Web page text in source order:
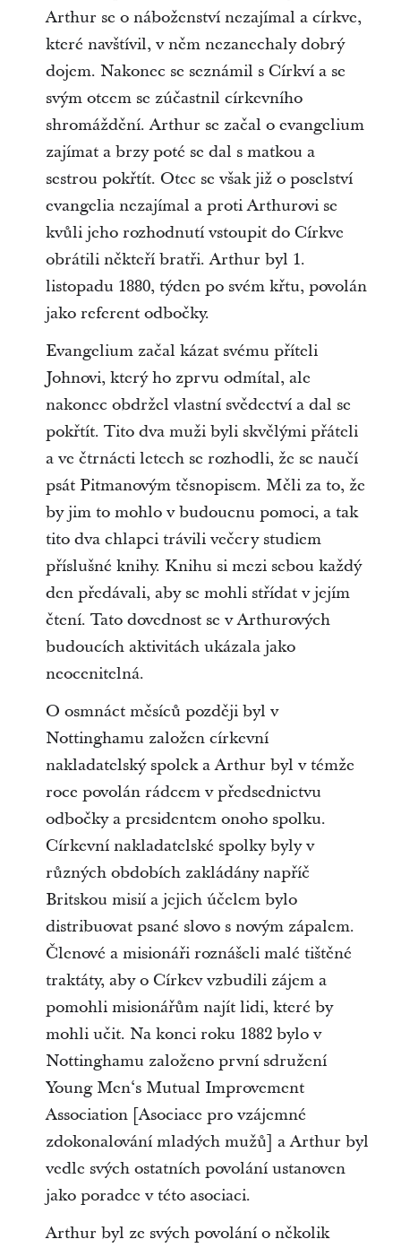
Arthur se o náboženství nezajímal a církve,
které navštívil, v něm nezanechaly dobrý
dojem. Nakonec se seznámil s Církví a se
svým otcem se zúčastnil církevního
shromáždění. Arthur se začal o evangelium
zajímat a brzy poté se dal s matkou a
sestrou pokřtít. Otec se však již o poselství
evangelia nezajímal a proti Arthurovi se
kvůli jeho rozhodnutí vstoupit do Církve
obrátili někteří bratři. Arthur byl 1.
listopadu 1880, týden po svém křtu, povolán
jako referent odbočky.
Evangelium začal kázat svému příteli
Johnovi, který ho zprvu odmítal, ale
nakonec obdržel vlastní svědectví a dal se
pokřtít. Tito dva muži byli skvělými přáteli
a ve čtrnácti letech se rozhodli, že se naučí
psát Pitmanovým těsnopisem. Měli za to, že
by jim to mohlo v budoucnu pomoci, a tak
tito dva chlapci trávili večery studiem
příslušné knihy. Knihu si mezi sebou každý
den předávali, aby se mohli střídat v jejím
čtení. Tato dovednost se v Arthurových
budoucích aktivitách ukázala jako
neocenitelná.
O osmnáct měsíců později byl v
Nottinghamu založen církevní
nakladatelský spolek a Arthur byl v témže
roce povolán rádcem v předsednictvu
odbočky a presidentem onoho spolku.
Církevní nakladatelské spolky byly v
různých obdobích zakládány napříč
Britskou misií a jejich účelem bylo
distribuovat psané slovo s novým zápalem.
Členové a misionáři roznášeli malé tištěné
traktáty, aby o Církev vzbudili zájem a
pomohli misionářům najít lidi, které by
mohli učit. Na konci roku 1882 bylo v
Nottinghamu založeno první sdružení
Young Men‘s Mutual Improvement
Association [Asociace pro vzájemné
zdokonalování mladých mužů] a Arthur byl
vedle svých ostatních povolání ustanoven
jako poradce v této asociaci.
Arthur byl ze svých povolání o několik